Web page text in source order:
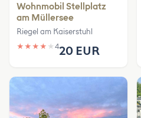
Wohnmobil Stellplatz
am Müllersee
Riegel am Kaiserstuhl
★ ★ ★ ★ ★ 420 EUR